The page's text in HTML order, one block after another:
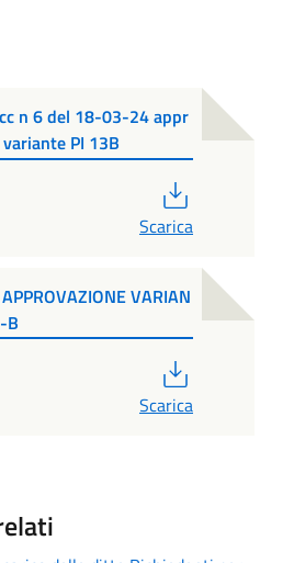
n 6 del 18-03-24 appr
PI 13B
Scarica
VARIAN
B
Scarica